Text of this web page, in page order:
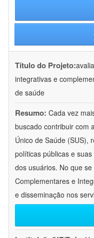
Título do Projeto:
integrativas e
de saúde
Resumo: Cada vez
buscado contribuir com
Único de Saúde (SUS),
políticas públicas e
dos usuários. No que
Complementares e
e disseminação nos